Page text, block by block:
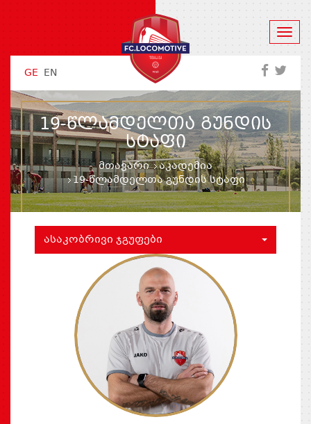
GE EN
19-ᲬᲚᲐᲛᲓᲔᲚᲗᲐ ᲒᲣᲜᲓᲘᲡ
ᲡᲢᲐᲤᲘ
მთავარი
აკადემია
19-წლამდელთა გუნდის სტაფი
ᲐᲡᲐᲙᲝᲑᲠᲘᲕᲘ ᲯᲒᲣᲤᲔᲑᲘ